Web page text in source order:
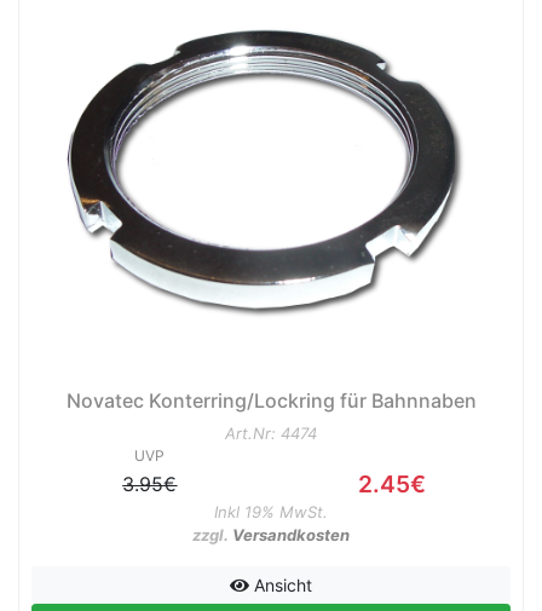
Novatec Konterring/Lockring für Bahnnaben
Art.Nr: 4474
UVP
3.95€ 2.45€
Inkl 19% MwSt.
zzgl. Versandkosten
Ansicht